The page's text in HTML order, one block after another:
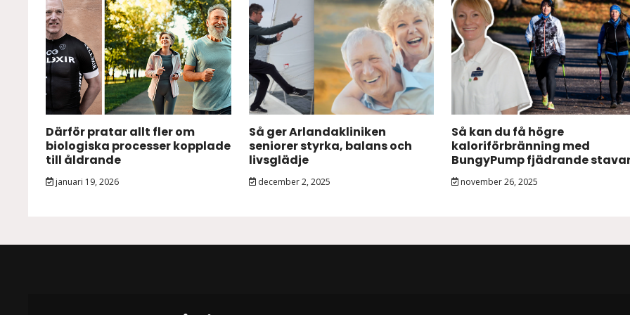
Därför pratar allt fler om
biologiska processer kopplade
till åldrande
januari 19, 2026
Så ger Arlandakliniken
seniorer styrka, balans och
livsglädje
december 2, 2025
Så kan du få högre
kaloriförbränning med
BungyPump fjädrande
november 26, 2025